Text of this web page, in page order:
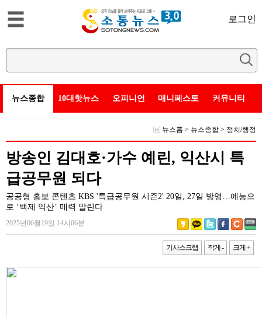
로그인
뉴스종합 10대핫뉴스 오피니언 매니페스토 커뮤니티
뉴스홈 > 뉴스종합 > 정치/행정
방송인 김대호·가수 예린, 익산시 특
급공무원 되다
공공형 홍보 콘텐츠 KBS '특급공무원 시즌2' 20일, 27일 방영…예능으
로 ‘백제 익산’ 매력 알린다
2025년06월19일 14시06분
기사스크랩 작게 - 크게 +